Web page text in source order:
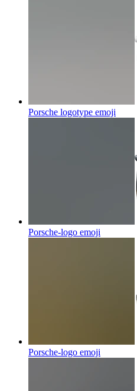
Porsche logotype emoji
Porsche-logo emoji
Porsche-logo emoji